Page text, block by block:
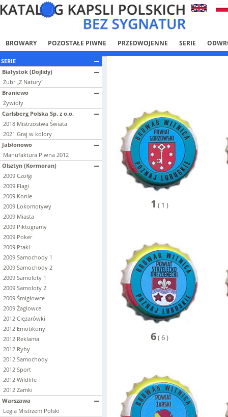
BROWARY POZOSTAŁE PIWNE PRZEDWOJENNE SERIE
SERIE
Białystok (Dojlidy)
Żubr „Z Natury"
Braniewo
Żywioły
Carlsberg Polska Sp. z o.o.
2018 Mistrzostwa Świata
2021 Graj w kolory
Jabłonowo
Manufaktura Piwna 2012
Olsztyn (Kormoran)
2009 Czołgi
2009 Flagi
2009 Konie
2009 Lokomotywy
2009 Miasta
2009 Piktogramy
2009 Poker
2009 Ptaki
2009 Samochody 1
2009 Samochody 2
2009 Samoloty 1
2009 Samoloty 2
2009 Śmigłowce
2009 Żaglowce
2012 Ciężarówki
2012 Emotikony
2012 Reklama
2012 Ryby
2012 Samochody
2012 Sport
2012 Wildlife
2012 Zamki
Warszawa
Legia Mistrzem Polski
1 ( 1 )
6(6)